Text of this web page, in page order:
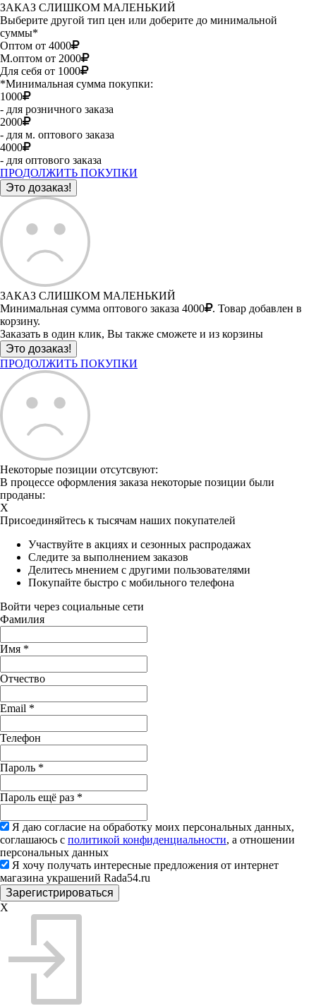
ЗАКАЗ СЛИШКОМ МАЛЕНЬКИЙ
Выберите другой тип цен или доберите до минимальной
суммы*
Оптом от 4000
М.оптом от 2000
Для себя от 1000
*Минимальная сумма покупки:
1000
- для розничного заказа
2000
- для м. оптового заказа
4000
- для оптового заказа
ПРОДОЛЖИТЬ ПОКУПКИ
ЗАКАЗ СЛИШКОМ МАЛЕНЬКИЙ
Минимальная сумма оптового заказа 4000
. Товар добавлен в
корзину.
Заказать в один клик, Вы также сможете и из корзины
ПРОДОЛЖИТЬ ПОКУПКИ
Некоторые позиции отсутсвуют:
В процессе оформления заказа некоторые позиции были
проданы:
X
Присоединяйтесь к тысячам наших покупателей
Участвуйте в акциях и сезонных распродажах
Следите за выполнением заказов
Делитесь мнением с другими пользователями
Покупайте быстро с мобильного телефона
Войти через социальные сети
Фамилия
Имя *
Отчество
Email *
Телефон
Пароль *
Пароль ещё раз *
Я даю согласие на обработку моих персональных данных,
соглашаюсь с политикой конфиденциальности, а отношении
персональных данных
Я хочу получать интересные предложения от интернет
магазина украшений Rada54.ru
X